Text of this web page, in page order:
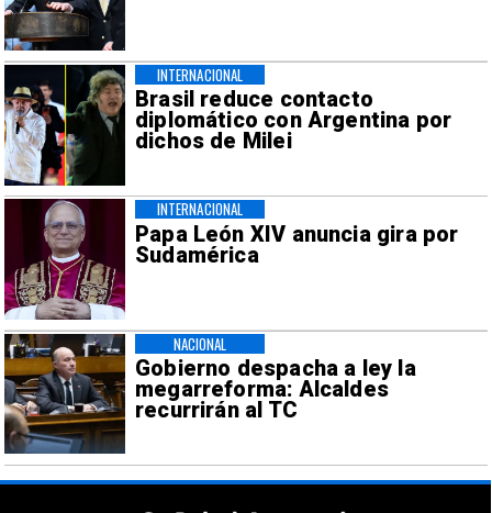
Brasil reduce contacto
diplomático con Argentina por
dichos de Milei
INTERNACIONAL
Papa León XIV anuncia gira por
Sudamérica
INTERNACIONAL
Gobierno despacha a ley la
megarreforma: Alcaldes
recurrirán al TC
NACIONAL